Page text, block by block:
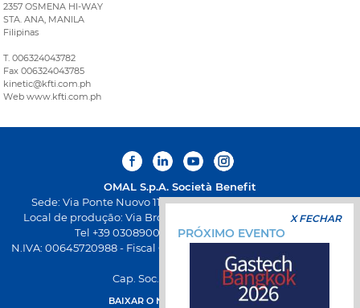
2357 OSMENA HI-WAY
STA. ANA, MANILA
Filipinas
T. 006324043782
Fax 006324043785
kinetic@kfti.com.ph
Web www.kfti.com.ph
OMAL S.p.A. Società Benefit
Sede: Via Ponte Nuovo 11, Rodengo Saiano (Brescia) Itália
Local de produção: Via Brognolo 12, Passirano (Brescia) Itália
Tel +39 0308900145 Fax +39 0308900423
N.IVA: 00645720988 - Fiscal Code: 01661640175 - Iscrição REA BS-
Cap. Soc. € 500.000,00 I.V
BAIXAR O NOVO APP DA OMAL
X FECHAR
PRÓXIMO EVENTO